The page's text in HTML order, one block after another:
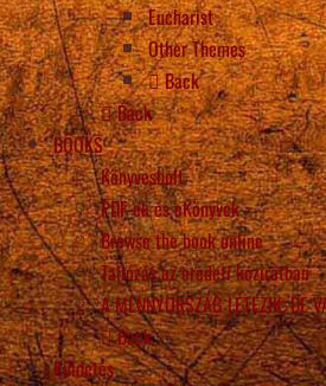
Eucharist
Other Themes
Back
Back
BOOKS
Könyvesbolt
PDF-ek és eKönyvek
Browse the book online
Tallózás az eredeti kéziratban
A MENNYORSZÁG LÉTEZIK, DE
Back
Küldetés